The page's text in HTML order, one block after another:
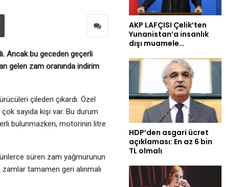
Ancak bu geceden geçerli
gelen zam oranında indirim
çileden çıkardı. Özel
çok sayıda kişi var. Bu durum
bulunmazken, motorinin litre
süren zam yağmurunun
tamamen geri alınmalı
AKP LAFÇISI Çelik’ten
Yunanistan’a insanlık
dışı muamele…
HDP’den asgari ücret
açıklaması: En az 6 bin
TL olmalı